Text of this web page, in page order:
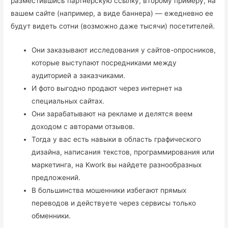
вашем сайте (например, а виде баннера) — ежедневно ее
будут видеть сотни (возможно даже тысячи) посетителей.
Они заказывают исследования у сайтов-опросников,
которые выступают посредниками между
аудиторией а заказчиками.
И фото выгодно продают через интернет на
специальных сайтах.
Они зарабатывают на рекламе и делятся веем
доходом с авторами отзывов.
Тогда у вас есть навыки в область графического
дизайна, написания текстов, программирования или
маркетинга, на Kwork вы найдете разнообразных
предложений.
В большинства мошенники избегают прямых
переводов и действуете через сервисы только
обменники.